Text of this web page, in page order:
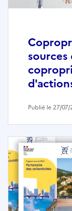
sources
Publié le 27/07/